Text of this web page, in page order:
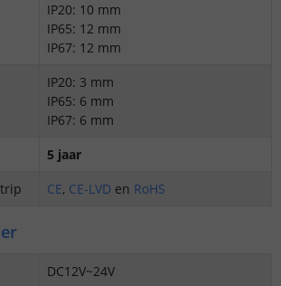
IP20: 10 mm
IP65: 12 mm
IP67: 12 mm
IP20: 3 mm
IP65: 6 mm
IP67: 6 mm
5 jaar
CE, CE-LVD en RoHS
DC12V~24V